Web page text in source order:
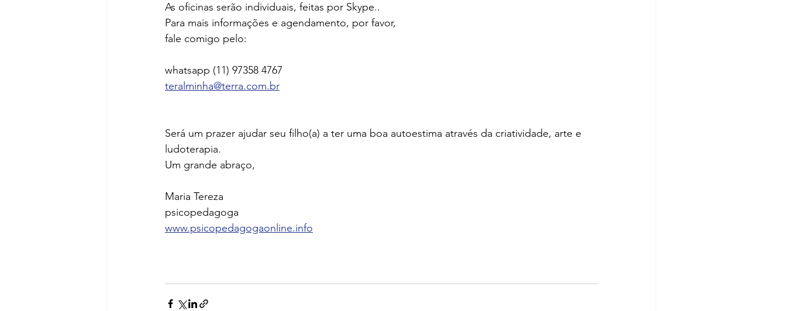
As oficinas serão individuais, feitas por Skype..
Para mais informações e agendamento, por favor,
fale comigo pelo:
whatsapp (11) 97358 4767
teralminha@terra.com.br
Será um prazer ajudar seu filho(a) a ter uma boa autoestima através da criatividade, arte e
ludoterapia.
Um grande abraço,
Maria Tereza
psicopedagoga
www.psicopedagogaonline.info